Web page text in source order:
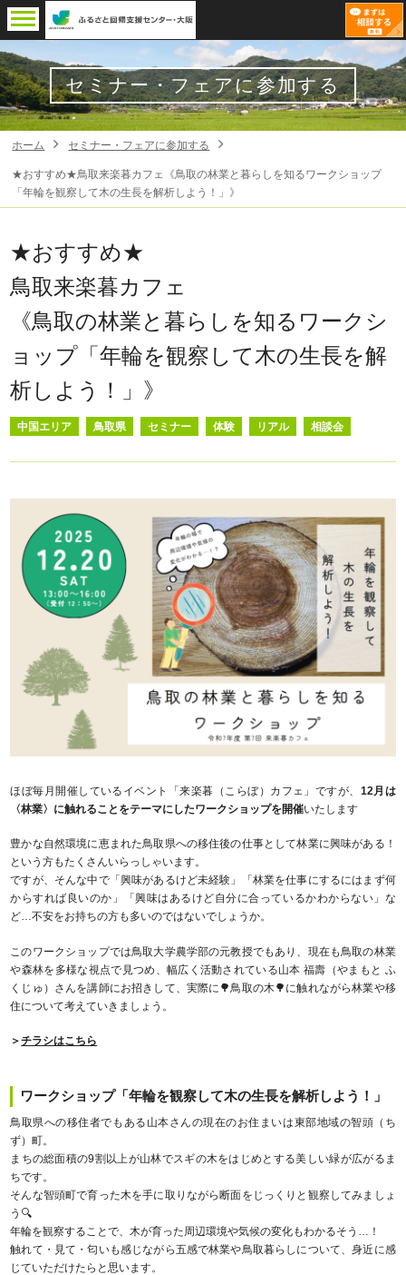
セミナー・フェアに参加する
ホーム セミナー・フェアに参加する
★おすすめ★鳥取来楽暮カフェ《鳥取の林業と暮らしを知るワークショップ
「年輪を観察して木の生長を解析しよう！」》
★おすすめ★
鳥取来楽暮カフェ
《鳥取の林業と暮らしを知るワークシ
ョップ「年輪を観察して木の生長を解
析しよう！」》
中国エリア 鳥取県 セミナー 体験 リアル 相談会
ほぼ毎月開催しているイベント「来楽暮（こらぼ）カフェ」ですが、 12月は
〈林業〉に触れることをテーマにしたワークショップを開催いたします
豊かな自然環境に恵まれた鳥取県への移住後の仕事として林業に興味がある！
という方もたくさんいらっしゃいます。
ですが、そんな中で「興味があるけど未経験」「林業を仕事にするにはまず何
からすれば良いのか」「興味はあるけど自分に合っているかわからない」な
ど…不安をお持ちの方も多いのではないでしょうか。
このワークショップでは鳥取大学農学部の元教授でもあり、現在も鳥取の林業
や森林を多様な視点で見つめ、幅広く活動されている山本 福壽（やまもと ふ
くじゅ）さんを講師にお招きして、実際に🌳鳥取の木🌳に触れながら林業や移
住について考えていきましょう。
＞チラシはこちら
ワークショップ「年輪を観察して木の生長を解析しよう！」
鳥取県への移住者でもある山本さんの現在のお住まいは東部地域の智頭（ち
ず）町。
まちの総面積の9割以上が山林でスギの木をはじめとする美しい緑が広がるま
ちです。
そんな智頭町で育った木を手に取りながら断面をじっくりと観察してみましょ
う🔍
年輪を観察することで、木が育った周辺環境や気候の変化もわかるそう…！
触れて・見て・匂いも感じながら五感で林業や鳥取暮らしについて、身近に感
じていただけたらと思います。